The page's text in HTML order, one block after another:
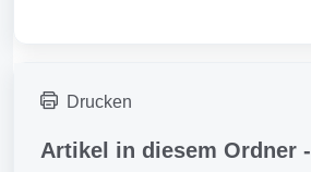
Drucken
Artikel in diesem Ordner -